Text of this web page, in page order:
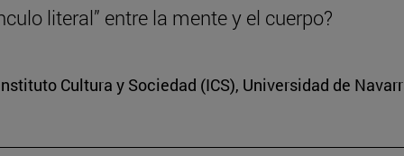
literal” entre la mente y el cuerpo?
Cultura y Sociedad (ICS), Universidad de